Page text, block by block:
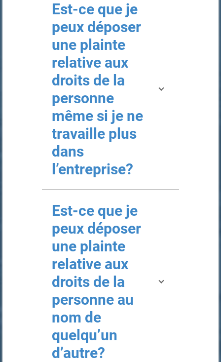
Est-ce que je
peux déposer
une plainte
relative aux
droits de la
personne
même si je ne
travaille plus
dans
l’entreprise?
Est-ce que je
peux déposer
une plainte
relative aux
droits de la
personne au
nom de
quelqu’un
d’autre?